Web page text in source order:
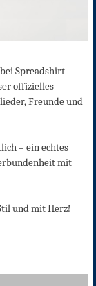
Spreadshirt
offizielles
Freunde und
– ein echtes
mit
und mit Herz!